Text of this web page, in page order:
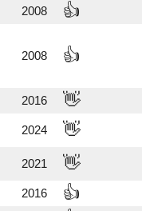
2008 👍
2008 👍
2016 👋
2024 👋
2021 👋
2016 👍